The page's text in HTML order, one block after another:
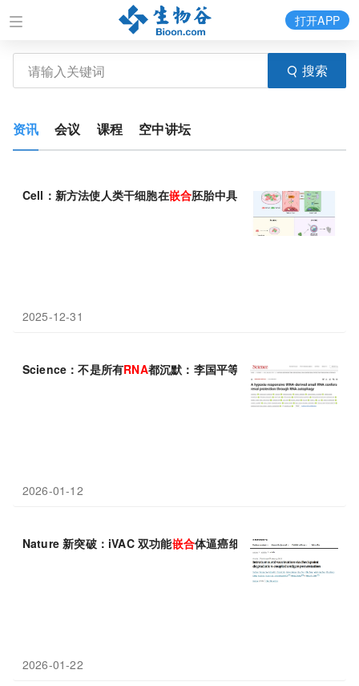
搜索
打开APP
资讯 会议 课程 空中讲坛
Cell：新方法使人类干细胞在嵌合胚胎中具有优势
2025-12-31
Science：不是所有RNA都沉默：李国平等揭示缺氧响应性tRNA
2026-01-12
Nature 新突破：iVAC 双功能嵌合体逼癌细胞“自我招供”
2026-01-22